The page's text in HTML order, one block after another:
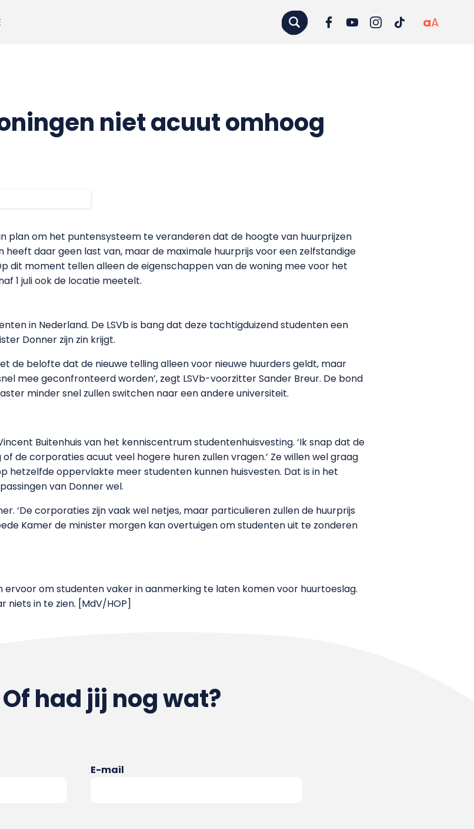
aA
niet acuut omhoog
plan om het puntensysteem te veranderen dat de hoogte van huurprijzen
heeft daar geen last van, maar de maximale huurprijs voor een zelfstandige
dit moment tellen alleen de eigenschappen van de woning mee voor het
1 juli ook de locatie meetelt.
in Nederland. De LSVb is bang dat deze tachtigduizend studenten een
Donner zijn zin krijgt.
de belofte dat de nieuwe telling alleen voor nieuwe huurders geldt, maar
mee geconfronteerd worden’, zegt LSVb-voorzitter Sander Breur. De bond
minder snel zullen switchen naar een andere universiteit.
Buitenhuis van het kenniscentrum studentenhuisvesting. ‘Ik snap dat de
de corporaties acuut veel hogere huren zullen vragen.’ Ze willen wel graag
hetzelfde oppervlakte meer studenten kunnen huisvesten. Dat is in het
van Donner wel.
‘De corporaties zijn vaak wel netjes, maar particulieren zullen de huurprijs
Kamer de minister morgen kan overtuigen om studenten uit te zonderen
om studenten vaker in aanmerking te laten komen voor huurtoeslag.
in te zien. [MdV/HOP]
had jij nog wat?
E-mail